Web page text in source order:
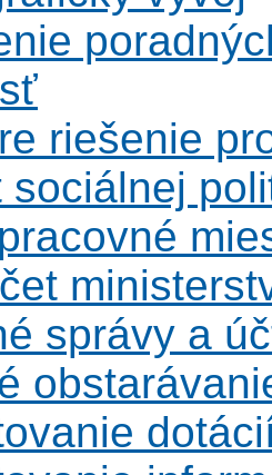
riešenie
sociálnej
správy a